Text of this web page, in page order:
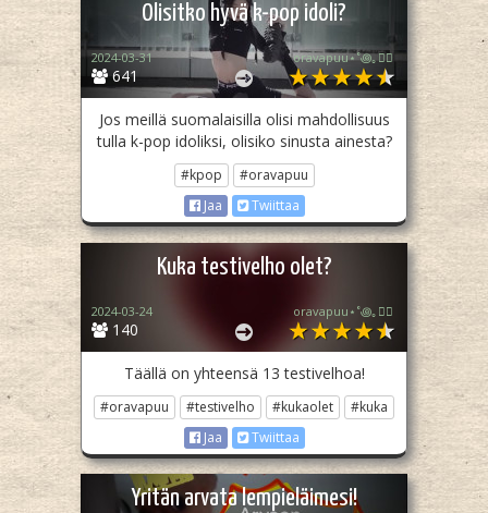
Olisitko hyvä k-pop idoli?
641
2024-03-31 oravapuu⋆˚꩜｡🏳️‍🌈
Jos meillä suomalaisilla olisi mahdollisuus
tulla k-pop idoliksi, olisiko sinusta ainesta?
#kpop
#oravapuu
Jaa
Twiittaa
Kuka testivelho olet?
140
2024-03-24 oravapuu⋆˚꩜｡🏳️‍🌈
Täällä on yhteensä 13 testivelhoa!
#oravapuu #testivelho #kukaolet
#kuka
Jaa
Twiittaa
Yritän arvata lempieläimesi!